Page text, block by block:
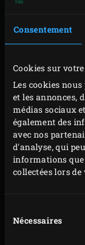
Consentement
Cookies sur votre
Les cookies
et les annonces,
médias sociaux
également des
avec nos
d'analyse, qui
informations
collectées lors
duNécessaires
rabattez
les cubes
soient bien
et faites-le
Ajoutez
rave, les
les
bien le tout
de l’EGG
faitout en